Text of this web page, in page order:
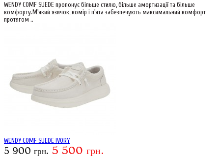
WENDY COMF SUEDE пропонує більше стилю, більше амортизації та більше
комфорту.М'який язичок, комір і п'ята забезпечують максимальний комфорт
протягом ..
WENDY COMF SUEDE IVORY
5 900 грн. 5 500 грн.